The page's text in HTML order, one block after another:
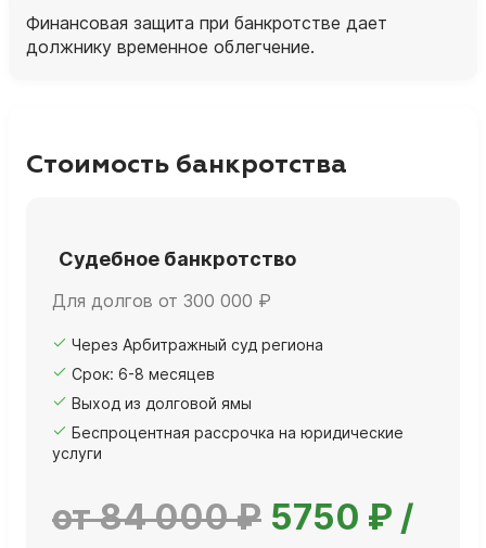
Финансовая защита при банкротстве дает
должнику временное облегчение.
Стоимость банкротства
Судебное банкротство
Для долгов от 300 000 ₽
Через Арбитражный суд региона
Срок: 6-8 месяцев
Выход из долговой ямы
Беспроцентная рассрочка на юридические
услуги
от 84 000 ₽ 5750 ₽ /